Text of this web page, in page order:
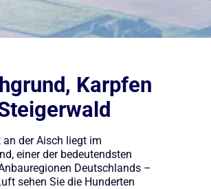
Karpfen
an der Aisch liegt im
einer der bedeutendsten
Deutschlands –
sehen Sie die Hunderten